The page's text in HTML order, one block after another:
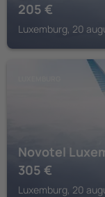
205 €
Luxemburg, 20
Novotel
305 €
Luxemburg, 20